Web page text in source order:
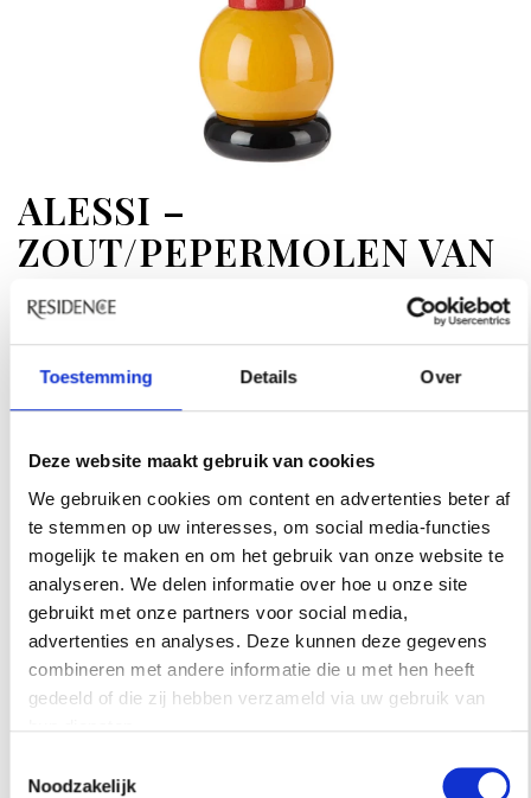
Toestemming Details Over
Deze website maakt gebruik van cookies
We gebruiken cookies om content en advertenties beter af
te stemmen op uw interesses, om social media-functies
mogelijk te maken en om het gebruik van onze website te
analyseren. We delen informatie over hoe u onze site
gebruikt met onze partners voor social media,
advertenties en analyses. Deze kunnen deze gegevens
combineren met andere informatie die u met hen heeft
gedeeld of die zij hebben verzameld via uw gebruik van
Noodzakelijk
ALESSI –
ZOUT/PEPERMOLEN VAN
ETTORE SOTTSASS
De Italiaanse oprichter van de Memphisgroep
Ettore Sottsass heeft de wereld prachtige
interieuritems achtergelaten. Daaronder ook
pepermolen. Te koop is bij Alessi, € 190.
SHOP